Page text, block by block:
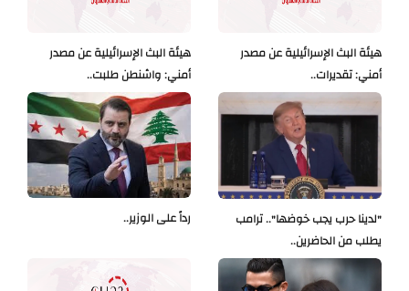
هيئة البث الإسرائيلية عن مصدر
أمني: واشنطن طلبت..
هيئة البث الإسرائيلية عن مصدر
أمني: تقديرات..
رداً على الوزير..
"لدينا حرب يجب خوضها".. ترامب
يطلب من الحاضرين..